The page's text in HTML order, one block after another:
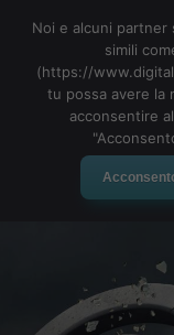
Noi e alcuni partner
simili
(https://
tu possa avere la
acconsentire